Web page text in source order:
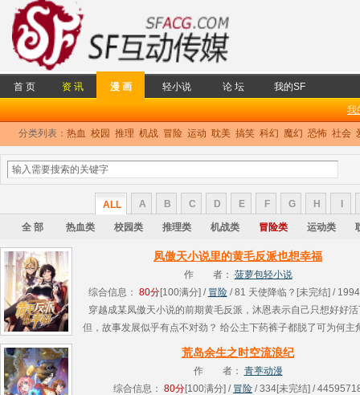
首 页 资 讯 漫 画 轻小说 论 坛 我的SF
我
分类列表： 热血 校园 推理 机战 冒险 运动 耽美 搞笑 科幻 魔幻 恐怖 社会
ALL A B C D E F G H
全 部 热血类 校园类 推理类 机战类 冒险类 运动类
凤傲天小说里的黄毛反派也想幸福
作 者： 菠萝包轻小说
综合信息： 80分[100满分] / 冒险/ 81 天使降临？[未完结] /
穿越成某凤傲天小说的前期黄毛反派，沐恩表示自己只想好好
但，故事发展似乎有点不对劲？ 给公主下药裤子都脱了可为何主
有赶到？ 主角的青梅竹马高洁圣女为何频频向我暗送秋波？ 就
荒岛余生之时空流浪纪
作 者： 青葶动漫
综合信息： 80分[100满分] / 冒险 / 334[未完结] /